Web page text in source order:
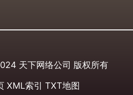
天下网络公司 版权所有
XML索引 TXT地图